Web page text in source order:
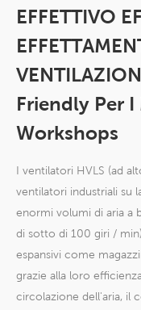
EFFETTIVO
Friendly Per
Workshops
I ventilatori HVLS (ad
ventilatori industriali su
enormi volumi di aria a
di sotto di 100 giri /
espansivi come
grazie alla loro
circolazione dell'aria, il